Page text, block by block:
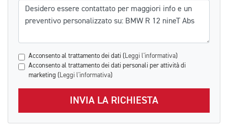
Messaggio
Acconsento al trattamento dei dati ( Leggi l'informativa)
Acconsento al trattamento dei dati personali per attività di
marketing ( Leggi l'informativa)
INVIA LA RICHIESTA